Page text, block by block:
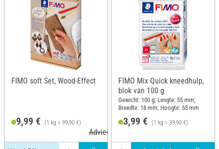
FIMO soft Set, Wood-Effect
9,99 € (1 kg = 99,90 €)
Adviesprijs 12,45 €
FIMO Mix Quick kneedhulp,
blok van 100 g
Gewicht: 100 g; Lengte: 55 mm;
Breedte: 18 mm; Hoogte: 55 mm
3,99 € (1 kg = 39,90 €)